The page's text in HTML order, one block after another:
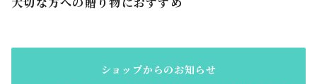
大切な方への贈り物におすすめ
ショップからのお知らせ